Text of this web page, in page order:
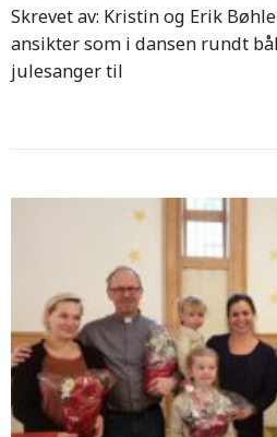
Skrevet av: Kristin og Erik
ansikter som i dansen rundt
julesanger til